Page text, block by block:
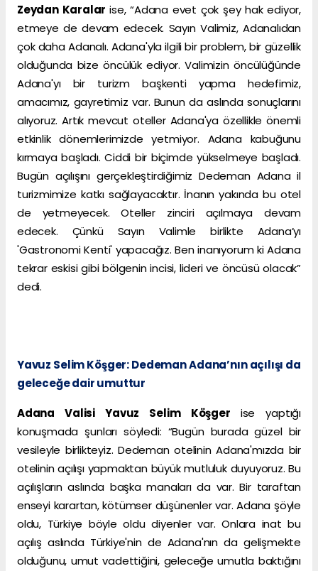
Zeydan Karalarise, “Adana evet çok şey hak ediyor,
etmeye de devam edecek. Sayın Valimiz, Adanalıdan
çok daha Adanalı. Adana'yla ilgili bir problem, bir güzellik
olduğunda bize öncülük ediyor. Valimizin öncülüğünde
Adana'yı bir turizm başkenti yapma hedefimiz,
amacımız, gayretimiz var. Bunun da aslında sonuçlarını
alıyoruz. Artık mevcut oteller Adana'ya özellikle önemli
etkinlik dönemlerimizde yetmiyor. Adana kabuğunu
kırmaya başladı. Ciddi bir biçimde yükselmeye başladı.
Bugün açılışını gerçekleştirdiğimiz Dedeman Adana il
turizmimize katkı sağlayacaktır. İnanın yakında bu otel
de yetmeyecek. Oteller zinciri açılmaya devam
edecek. Çünkü Sayın Valimle birlikte Adana’yı
'Gastronomi Kenti' yapacağız. Ben inanıyorum ki Adana
tekrar eskisi gibi bölgenin incisi, lideri ve öncüsü olacak”
dedi.
Yavuz Selim Köşger: Dedeman Adana’nın açılışı da
geleceğe dair umuttur
Adana Valisi Yavuz Selim Köşger ise yaptığı
konuşmada şunları söyledi: “Bugün burada güzel bir
vesileyle birlikteyiz. Dedeman otelinin Adana'mızda bir
otelinin açılışı yapmaktan büyük mutluluk duyuyoruz. Bu
açılışların aslında başka manaları da var. Bir taraftan
enseyi karartan, kötümser düşünenler var. Adana şöyle
oldu, Türkiye böyle oldu diyenler var. Onlara inat bu
açılış aslında Türkiye'nin de Adana'nın da gelişmekte
olduğunu, umut vadettiğini, geleceğe umutla baktığını